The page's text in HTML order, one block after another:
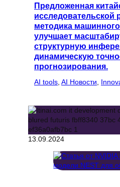
Предложенная
исследовательской
методика
улучшает
структурную
динамическую
прогнозирования.
AI tools AI Новости
13.09.2024